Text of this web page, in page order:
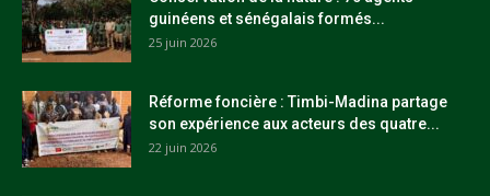
guinéens et sénégalais formés...
25 juin 2026
Réforme foncière : Timbi-Madina partage
son expérience aux acteurs des quatre...
22 juin 2026